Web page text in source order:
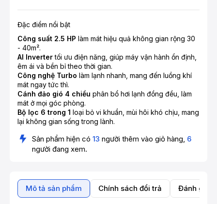
Đặc điểm nổi bật
Công suất 2.5 HP làm mát hiệu quả không gian rộng 30
- 40m².
AI Invertertối ưu điện năng, giúp máy vận hành ổn định,
êm ái và bền bỉ theo thời gian.
Công nghệ Turbo làm lạnh nhanh, mang đến luồng khí
mát ngay tức thì.
Cánh đảo gió 4 chiều phân bổ hơi lạnh đồng đều, làm
mát ở mọi góc phòng.
Bộ lọc 6 trong 1 loại bỏ vi khuẩn, mùi hôi khó chịu, mang
lại không gian sống trong lành.
Sản phẩm hiện có 13 người thêm vào giỏ hàng, 6
người đang xem.
Mô tả sản phẩm Chính sách đổi trả Đánh giá